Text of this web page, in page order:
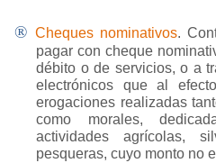
® Cheques nominativos.
pagar con cheque
débito o de servicios, o a
electrónicos que al
erogaciones realizadas
como morales,
actividades agrícolas,
pesqueras, cuyo monto no